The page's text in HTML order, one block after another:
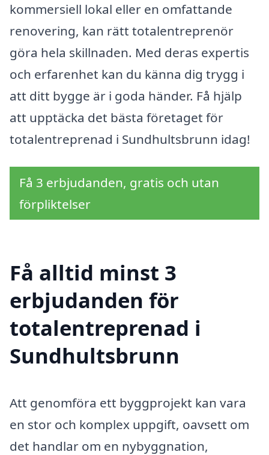
kommersiell lokal eller en omfattande
renovering, kan rätt totalentreprenör
göra hela skillnaden. Med deras expertis
och erfarenhet kan du känna dig trygg i
att ditt bygge är i goda händer. Få hjälp
att upptäcka det bästa företaget för
totalentreprenad i Sundhultsbrunn idag!
Få 3 erbjudanden, gratis och utan
förpliktelser
Få alltid minst 3
erbjudanden för
totalentreprenad i
Sundhultsbrunn
Att genomföra ett byggprojekt kan vara
en stor och komplex uppgift, oavsett om
det handlar om en nybyggnation,